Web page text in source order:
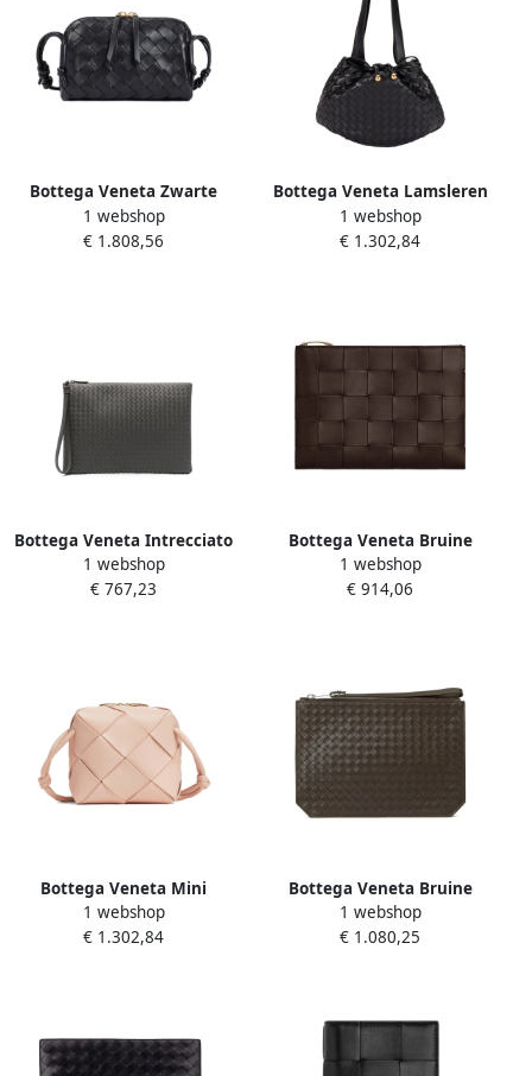
Bottega Veneta Zwarte
Leren Concerttas Clutch
Black Dames
1 webshop
€ 1.808,56
Bottega Veneta Lamsleren
Schoudertas Koordsluiting
Black Dames
1 webshop
€ 1.302,84
Bottega Veneta Intrecciato
Documentenmap Brown
Heren
1 webshop
€ 767,23
Bottega Veneta Bruine
Clutch Tas Elegante Stijl
Brown Dames
1 webshop
€ 914,06
Bottega Veneta Mini
Cassette Camera Tas Pink
Dames
1 webshop
€ 1.302,84
Bottega Veneta Bruine
Handtas Intrecciato
Staande Pouch Brown
1 webshop
€ 1.080,25